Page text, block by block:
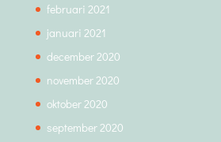
februari 2021
januari 2021
december 2020
november 2020
oktober 2020
september 2020